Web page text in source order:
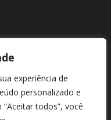
experiência de
personalizado e
todos”, você